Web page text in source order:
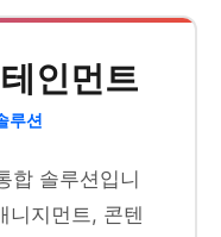
인먼트
루션
합 솔루션입니
니지먼트, 콘텐